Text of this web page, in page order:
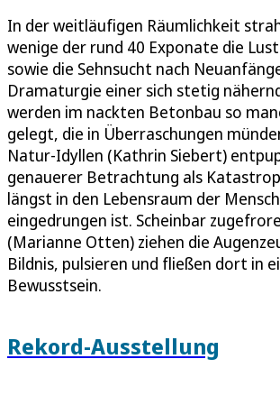
In der weitläufigen Räumlichkeit
wenige der rund 40 Exponate die
sowie die Sehnsucht nach
Dramaturgie einer sich stetig
werden im nackten Betonbau so
gelegt, die in Überraschungen
Natur-Idyllen (Kathrin Siebert)
genauerer Betrachtung als
längst in den Lebensraum der
eingedrungen ist. Scheinbar
(Marianne Otten) ziehen die
Bildnis, pulsieren und fließen dort in
Bewusstsein.
Rekord-Ausstellung